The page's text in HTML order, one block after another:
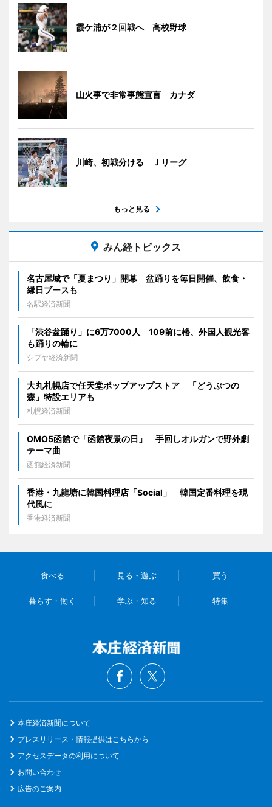
霞ケ浦が２回戦へ 高校野球
山火事で非常事態宣言 カナダ
川崎、初戦分ける Ｊリーグ
もっと見る
みん経トピックス
名古屋城で「夏まつり」開幕 盆踊りを毎日開催、飲食・
縁日ブースも
名駅経済新聞
「渋谷盆踊り」に6万7000人 109前に櫓、外国人観光客
も踊りの輪に
シブヤ経済新聞
大丸札幌店で任天堂ポップアップストア 「どうぶつの
森」特設エリアも
札幌経済新聞
OMO5函館で「函館夜景の日」 手回しオルガンで野外劇
テーマ曲
函館経済新聞
香港・九龍塘に韓国料理店「Social」 韓国定番料理を現
代風に
香港経済新聞
食べる 見る・遊ぶ 買う
暮らす・働く 学ぶ・知る 特集
本庄経済新聞について
プレスリリース・情報提供はこちらから
アクセスデータの利用について
お問い合わせ
広告のご案内